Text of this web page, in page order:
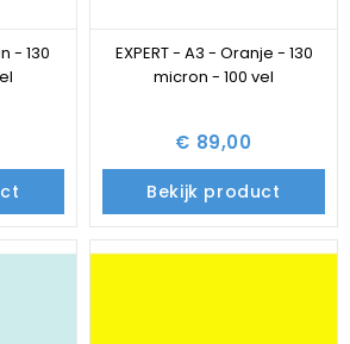
- 130
EXPERT - A3 - Oranje - 130
micron - 100 vel
€ 89,00
Bekijk product